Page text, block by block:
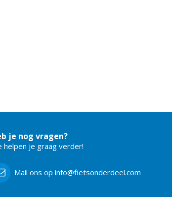
je nog vragen?
helpen je graag verder!
Mail ons op info@fietsonderdeel.com